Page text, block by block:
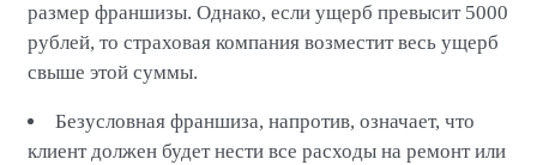
размер франшизы. Однако, если ущерб превысит 5000
рублей, то страховая компания возместит весь ущерб
свыше этой суммы.
Безусловная франшиза, напротив, означает, что
клиент должен будет нести все расходы на ремонт или